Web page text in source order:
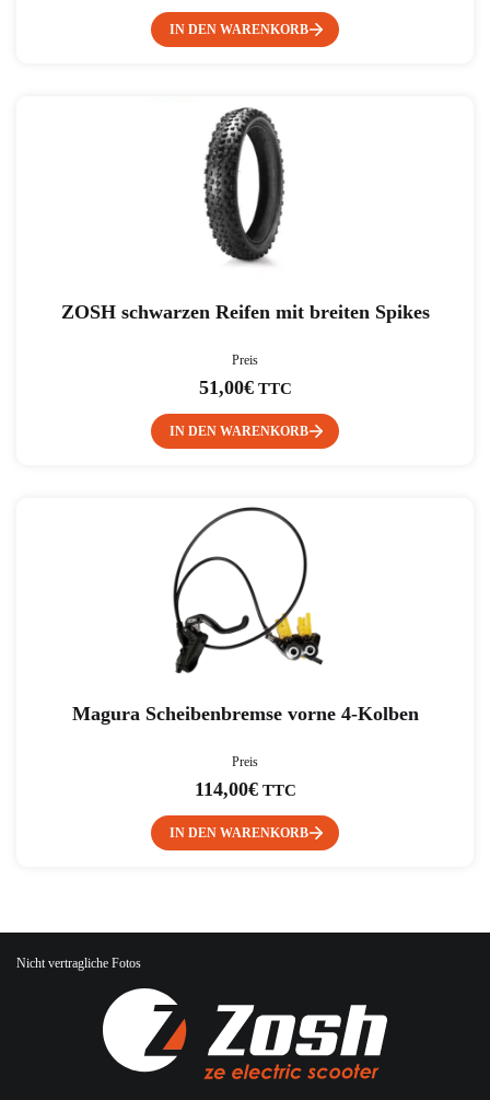
IN DEN WARENKORB
ZOSH schwarzen Reifen mit breiten Spikes
Preis
51,00€TTC
IN DEN WARENKORB
Magura Scheibenbremse vorne 4-Kolben
Preis
114,00€TTC
IN DEN WARENKORB
Nicht vertragliche Fotos